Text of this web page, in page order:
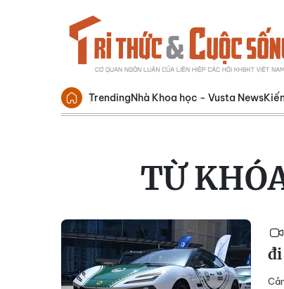
TrendingNhà Khoa học - Vusta News
TỪ